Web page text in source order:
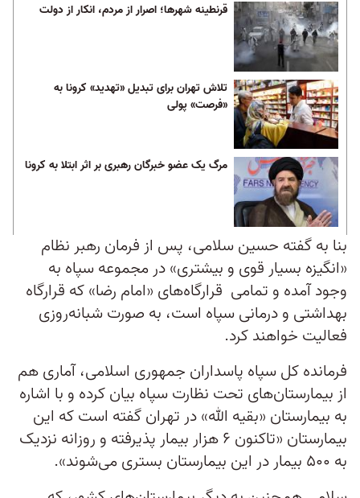
قرنطینه شهرها؛ اصرار از مردم، انکار از دولت
تلاش تهران برای تبدیل «تهدید» کرونا به
«فرصت» پولی
مرگ یک عضو خبرگان رهبری بر اثر ابتلا به کرونا
بنا به گفته حسین سلامی، پس از فرمان رهبر نظام
«انگیزه بسیار قوی و بیشتری» در مجموعه سپاه به
وجود آمده و تمامی قرارگاه‌های «امام رضا» که قرارگاه
بهداشتی و درمانی سپاه است، به صورت شبانه‌روزی
فعالیت خواهند کرد.
فرمانده کل سپاه پاسداران جمهوری اسلامی، آماری هم
از بیمارستان‌های تحت نظارت سپاه بیان کرده و با اشاره
به بیمارستان «بقیه الله» در تهران گفته است که این
بیمارستان «تاکنون ۶ هزار بیمار پذیرفته و روزانه نزدیک
به ۵۰۰ بیمار در این بیمارستان بستری می‌شوند».